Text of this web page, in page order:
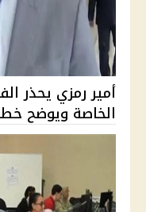
أمير رمزي يحذر
الخاصة ويوضح